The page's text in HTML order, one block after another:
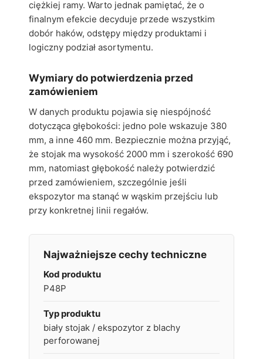
ciężkiej ramy. Warto jednak pamiętać, że o
finalnym efekcie decyduje przede wszystkim
dobór haków, odstępy między produktami i
logiczny podział asortymentu.
Wymiary do potwierdzenia przed
zamówieniem
W danych produktu pojawia się niespójność
dotycząca głębokości: jedno pole wskazuje 380
mm, a inne 460 mm. Bezpiecznie można przyjąć,
że stojak ma wysokość 2000 mm i szerokość 690
mm, natomiast głębokość należy potwierdzić
przed zamówieniem, szczególnie jeśli
ekspozytor ma stanąć w wąskim przejściu lub
przy konkretnej linii regałów.
Najważniejsze cechy techniczne
Kod produktu
P48P
Typ produktu
biały stojak / ekspozytor z blachy
perforowanej